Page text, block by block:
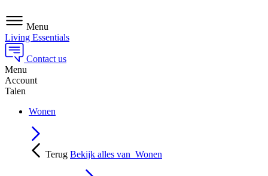
Menu
Living Essentials
Contact us
Menu
Account
Talen
Wonen
Terug Bekijk alles van Wonen